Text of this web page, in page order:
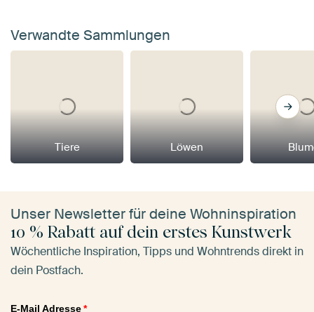
Verwandte Sammlungen
Tiere Löwen
Unser Newsletter für deine Wohninspiration
10 % Rabatt auf dein erstes Kunstwerk
Wöchentliche Inspiration, Tipps und Wohntrends direkt in
dein Postfach.
E-Mail Adresse*